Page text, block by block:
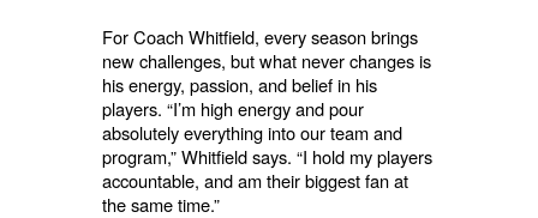
For Coach Whitfield, every season brings
new challenges, but what never changes is
his energy, passion, and belief in his
players. “I’m high energy and pour
absolutely everything into our team and
program,” Whitfield says. “I hold my players
accountable, and am their biggest fan at
the same time.”